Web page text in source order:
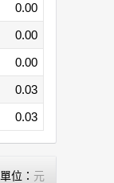
0.00
0.00
0.00
0.03
0.03
單位： 元